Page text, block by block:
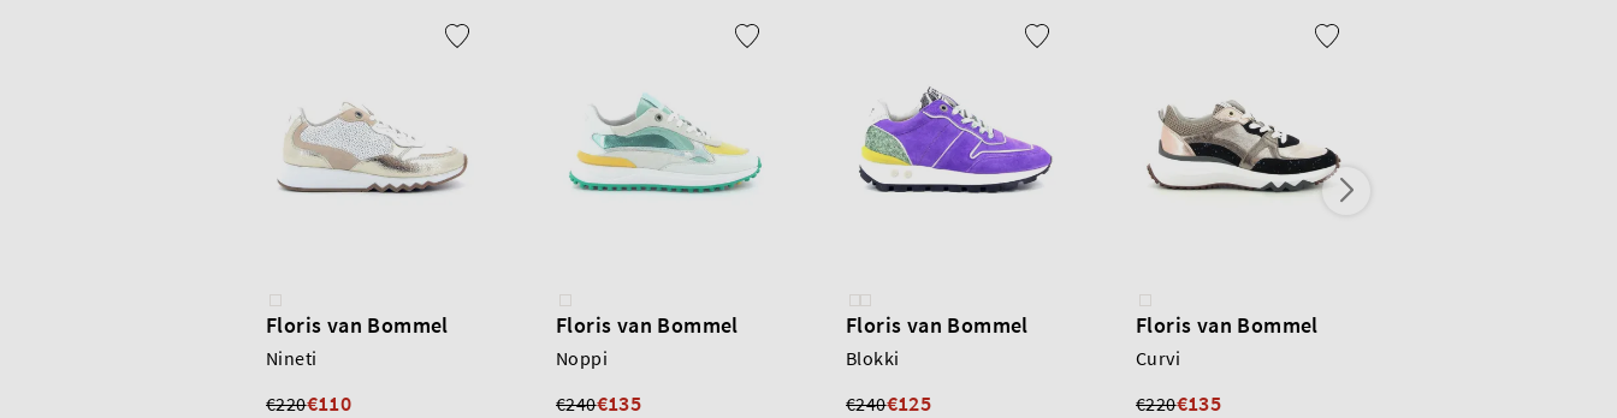
Floris van Bommel
Nineti
€220€110
Floris van Bommel
Noppi
€240€135
Floris van Bommel
Blokki
€240€125
Floris van Bommel
Curvi
€220€135